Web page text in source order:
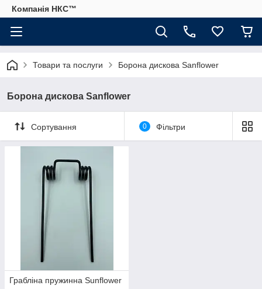
Компанія НКС™
Товари та послуги Борона дискова Sanflower
Борона дискова Sanflower
Сортування 0 Фільтри
Грабліна пружинна Sunflower